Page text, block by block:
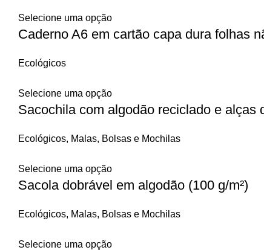
Selecione uma opção
Caderno A6 em cartão capa dura folhas
Ecológicos
Selecione uma opção
Sacochila com algodão reciclado e alças
Ecológicos, Malas, Bolsas e Mochilas
Selecione uma opção
Sacola dobrável em algodão (100 g/m²)
Ecológicos, Malas, Bolsas e Mochilas
Selecione uma opção